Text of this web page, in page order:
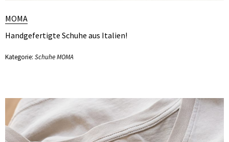
MOMA
Handgefertigte Schuhe aus Italien!
Kategorie: Schuhe MOMA